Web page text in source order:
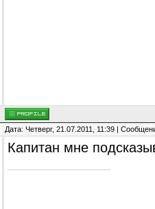
Дата: Четверг, 21.07.2011, 11:39 |
Капитан мне